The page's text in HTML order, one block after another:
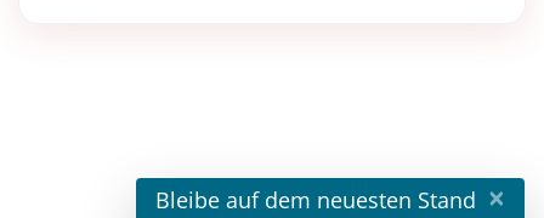
Bleibe auf dem neuesten Stand ×